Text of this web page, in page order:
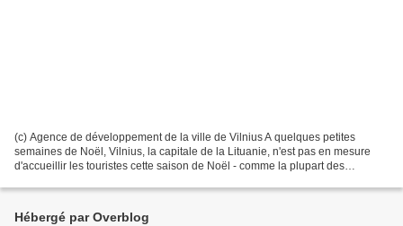
(c) Agence de développement de la ville de Vilnius A quelques petites
semaines de Noël, Vilnius, la capitale de la Lituanie, n'est pas en mesure
d'accueillir les touristes cette saison de Noël - comme la plupart des
Hébergé par Overblog